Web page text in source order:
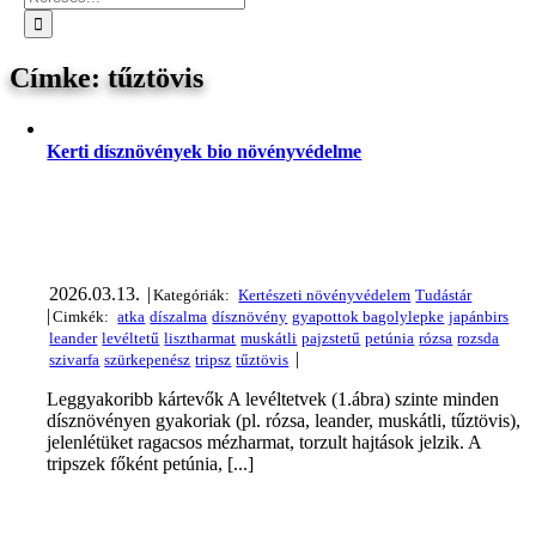
tűztövis
Kerti dísznövények bio növényvédelme
2026.03.13. |
|
|
Leggyakoribb kártevők A levéltetvek (1.ábra) szinte minden
dísznövényen gyakoriak (pl. rózsa, leander, muskátli, tűztövis),
jelenlétüket ragacsos mézharmat, torzult hajtások jelzik. A
tripszek főként petúnia, [...]